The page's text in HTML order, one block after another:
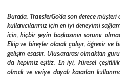
Burada, TransferGo’da son derece müşteri
kullanıcılarımız için en iyi deneyimi
için, hiçbir şeyin başkasının sorunu
Ekip ve bireyler olarak çalışır, öğrenir ve
gelişim esastır. Uluslararası olmaktan
da hepimiz eşitiz. En iyi, küresel
olmak ve veriye dayalı kararları